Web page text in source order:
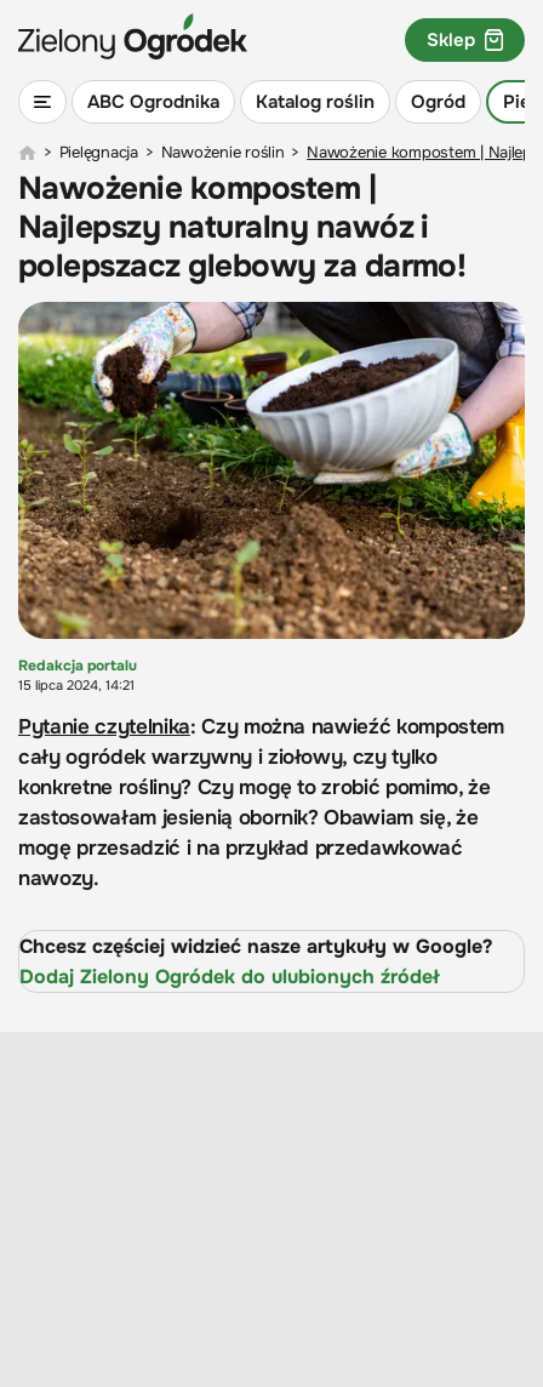
ABC Ogrodnika Katalog roślin Ogród
Sklep
> Pielęgnacja > Nawożenie roślin > Nawożenie kompostem |
Nawożenie kompostem |
Najlepszy naturalny nawóz i
polepszacz glebowy za darmo!
Redakcja portalu
15 lipca 2024, 14:21
Pytanie czytelnika: Czy można nawieźć kompostem
cały ogródek warzywny i ziołowy, czy tylko
konkretne rośliny? Czy mogę to zrobić pomimo, że
zastosowałam jesienią obornik? Obawiam się, że
mogę przesadzić i na przykład przedawkować
nawozy.
Chcesz częściej widzieć nasze artykuły w Google?
Dodaj Zielony Ogródek do ulubionych źródeł